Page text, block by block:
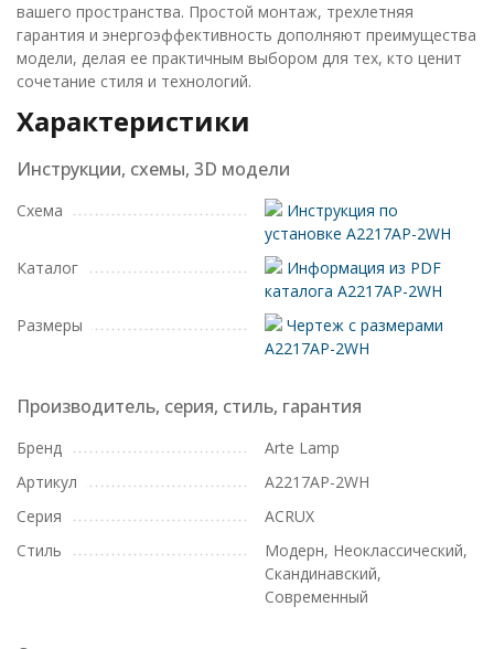
вашего пространства. Простой монтаж, трехлетняя
гарантия и энергоэффективность дополняют преимущества
модели, делая ее практичным выбором для тех, кто ценит
сочетание стиля и технологий.
Характеристики
Инструкции, схемы, 3D модели
Схема
Инструкция по
установке A2217AP-2WH
Каталог
Информация из PDF
каталога A2217AP-2WH
Размеры
Чертеж с размерами
A2217AP-2WH
Производитель, серия, стиль, гарантия
Бренд
Arte Lamp
Артикул
A2217AP-2WH
Серия
ACRUX
Стиль
Модерн, Неоклассический,
Скандинавский,
Современный